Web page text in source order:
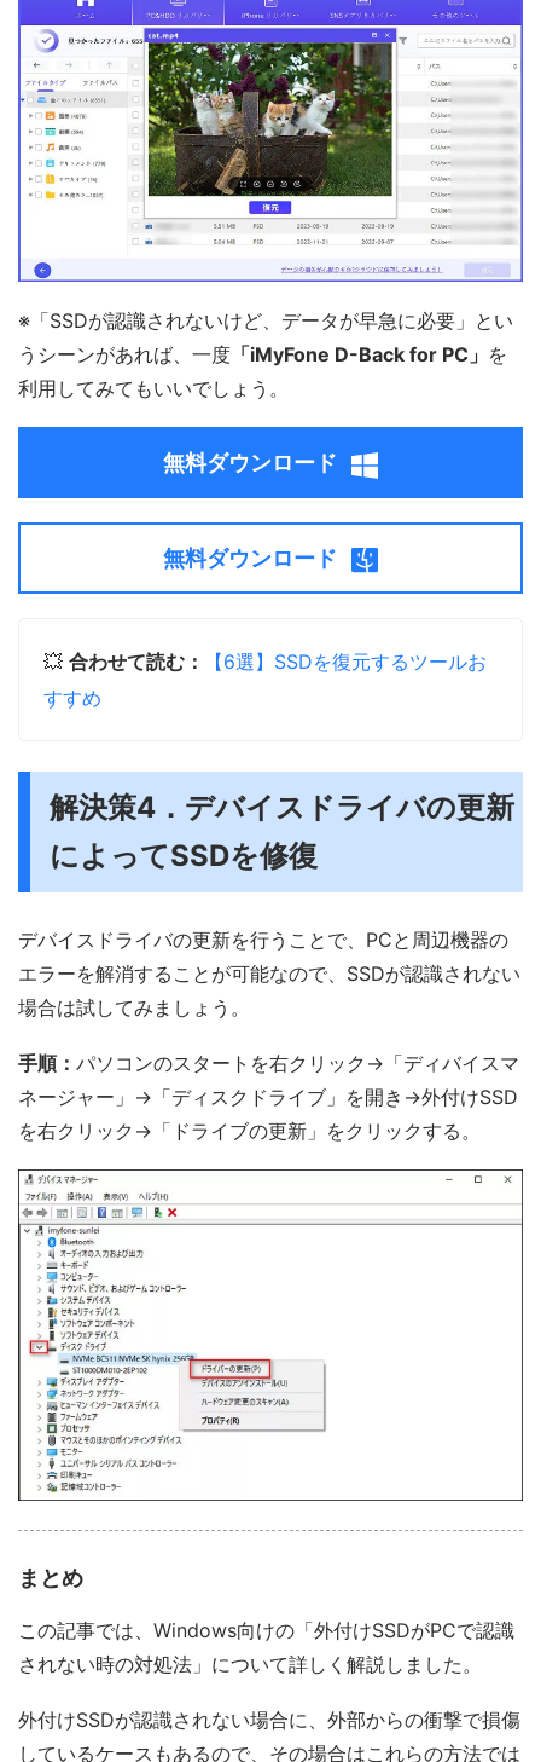
※「SSDが認識されないけど、データが早急に必要」とい
うシーンがあれば、一度 「iMyFone D-Back for PC」 を
利用してみてもいいでしょう。
無料ダウンロード
無料ダウンロード
💥 合わせて読む：
【6選】SSDを復元するツールお
すすめ
解決策4．デバイスドライバの更新
によってSSDを修復
デバイスドライバの更新を行うことで、PCと周辺機器の
エラーを解消することが可能なので、SSDが認識されない
場合は試してみましょう。
手順： パソコンのスタートを右クリック→「ディバイスマ
ネージャー」→「ディスクドライブ」を開き→外付けSSD
を右クリック→「ドライブの更新」をクリックする。
まとめ
この記事では、Windows向けの「外付けSSDがPCで認識
されない時の対処法」について詳しく解説しました。
外付けSSDが認識されない場合に、外部からの衝撃で損傷
しているケースもあるので、その場合はこれらの方法では